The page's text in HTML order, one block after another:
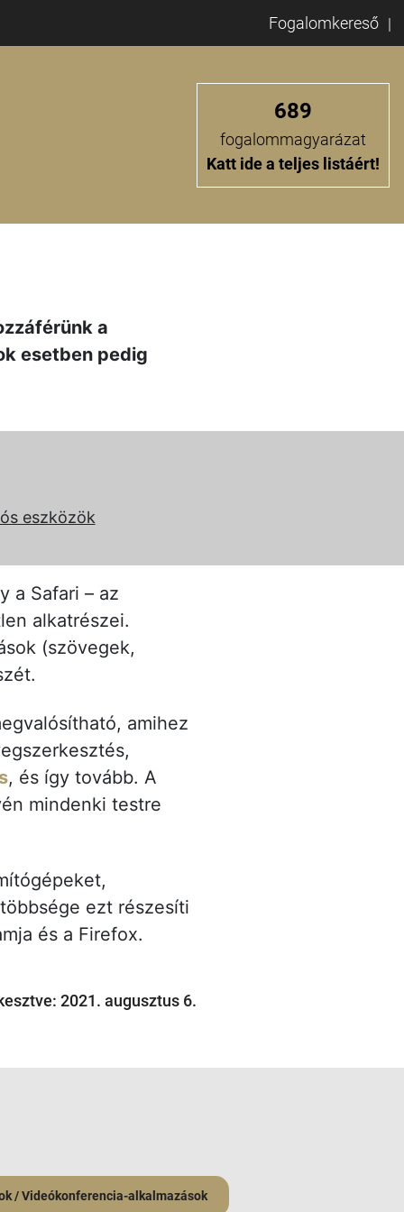
Fogalomkereső
689
fogalommagyarázat
Katt ide a teljes listáért!
a
esetben pedig
eszközök
a Safari – az
alkatrészei.
(szövegek,
amihez
, és így tovább. A
mindenki testre
ezt részesíti
és a Firefox.
2021. augusztus 6.
/ Videókonferencia-alkalmazások